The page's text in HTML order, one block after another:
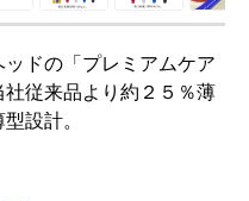
ドの「プレミアムケア
従来品より約２５％薄
設計。